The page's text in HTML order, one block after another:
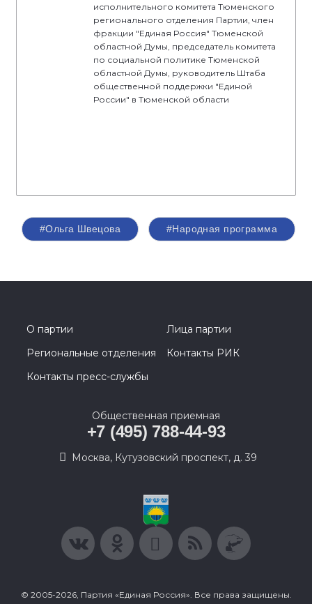
исполнительного комитета Тюменского
регионального отделения Партии, член
фракции "Единая Россия" Тюменской
областной Думы, председатель комитета
по социальной политике Тюменской
областной Думы, руководитель Штаба
общественной поддержки "Единой
России" в Тюменской области
#Ольга Швецова #Народная программа
О партии
Лица партии
Региональные отделения
Контакты РИК
Контакты пресс-службы
Общественная приемная
+7 (495) 788-44-93
Москва, Кутузовский проспект, д. 39
© 2005-2026, Партия «Единая Россия». Все права защищены.